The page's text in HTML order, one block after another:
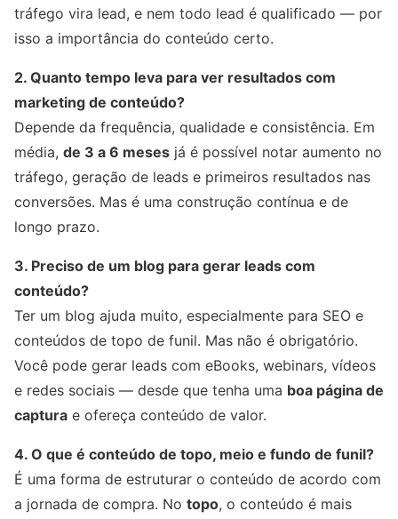
tráfego vira lead, e nem todo lead é qualificado — por
isso a importância do conteúdo certo.
2. Quanto tempo leva para ver resultados com
marketing de conteúdo?
Depende da frequência, qualidade e consistência. Em
média, de 3 a 6 meses já é possível notar aumento no
tráfego, geração de leads e primeiros resultados nas
conversões. Mas é uma construção contínua e de
longo prazo.
3. Preciso de um blog para gerar leads com
conteúdo?
Ter um blog ajuda muito, especialmente para SEO e
conteúdos de topo de funil. Mas não é obrigatório.
Você pode gerar leads com eBooks, webinars, vídeos
e redes sociais — desde que tenha uma boa página de
captura e ofereça conteúdo de valor.
4. O que é conteúdo de topo, meio e fundo de funil?
É uma forma de estruturar o conteúdo de acordo com
a jornada de compra. No topo, o conteúdo é mais